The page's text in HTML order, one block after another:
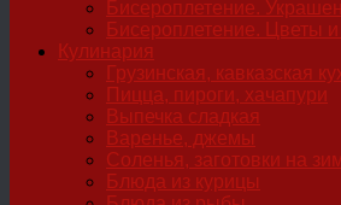
Бисероплетение.
Бисероплетение. Цветы
Кулинария
Грузинская, кавказская
Пицца, пироги, хачапури
Выпечка сладкая
Варенье, джемы
Соленья, заготовки на
Блюда из курицы